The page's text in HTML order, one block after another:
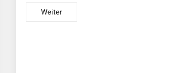
Weiter